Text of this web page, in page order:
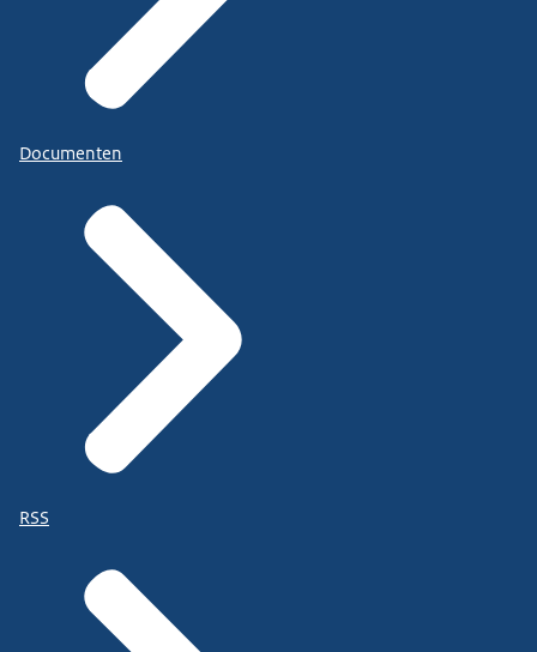
Documenten
RSS